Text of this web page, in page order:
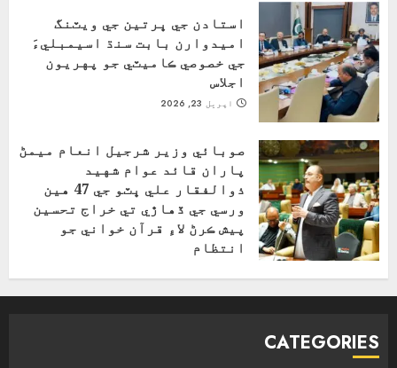
استادن جي ڀرتين جي ويٽنگ
اميدوارن بابت سنڌ اسيمبليءَ
جي خصوصي ڪاميٽي جو پهريون
اجلاس
اپریل 23, 2026
صوبائي وزير شرجيل انعام ميمڻ
پاران قائد عوام شهيد
ذوالفقار علي ڀٽو جي 47 هين
ورسي جي ڏهاڙي تي خراج تحسين
پيش ڪرڻ لاءِ قرآن خواني جو
انتظام
CATEGORIES